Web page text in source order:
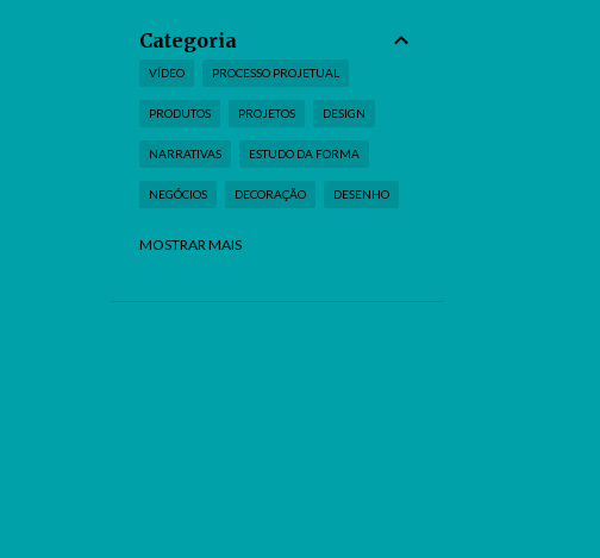
Categoria
VÍDEO PROCESSO PROJETUAL
PRODUTOS PROJETOS DESIGN
NARRATIVAS ESTUDO DA FORMA
NEGÓCIOS DECORAÇÃO DESENHO
MOSTRAR MAIS